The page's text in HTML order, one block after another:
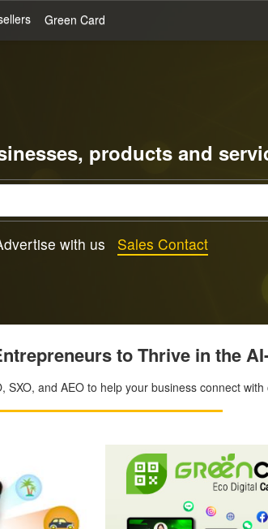
Green Card
products and
with us Sales Contact
to Thrive in the
and AEO to help your business connect